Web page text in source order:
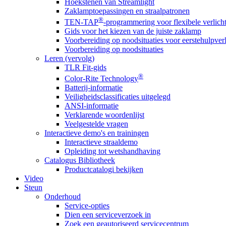
Zaklamptoepassingen en straalpatronen
TEN-TAP®-programmering voor flexibele
Gids voor het kiezen van de juiste zaklamp
Voorbereiding op noodsituaties voor
Voorbereiding op noodsituaties
Leren (vervolg)
TLR Fit-gids
Color-Rite Technology®
Batterij-informatie
Veiligheidsclassificaties uitgelegd
ANSI-informatie
Verklarende woordenlijst
Veelgestelde vragen
Interactieve demo's en trainingen
Interactieve straaldemo
Opleiding tot wetshandhaving
Catalogus Bibliotheek
Productcatalogi bekijken
Video
Steun
Onderhoud
Service-opties
Dien een serviceverzoek in
Zoek een geautoriseerd servicecentrum